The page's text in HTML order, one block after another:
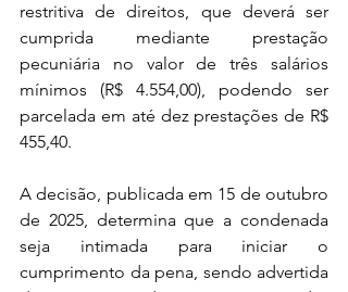
restritiva de direitos, que deverá ser
cumprida mediante prestação
pecuniária no valor de três salários
mínimos (R$ 4.554,00), podendo ser
parcelada em até dez prestações de R$
455,40.
A decisão, publicada em 15 de outubro
de 2025, determina que a condenada
seja intimada para iniciar o
cumprimento da pena, sendo advertida